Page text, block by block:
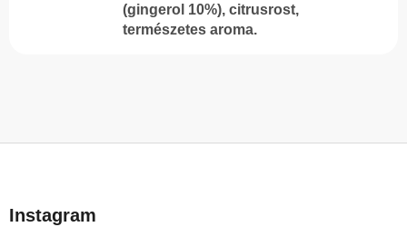
(gingerol 10%), citrusrost,
természetes aroma.
bInstagram